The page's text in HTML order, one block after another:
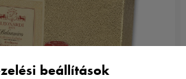
beállítások